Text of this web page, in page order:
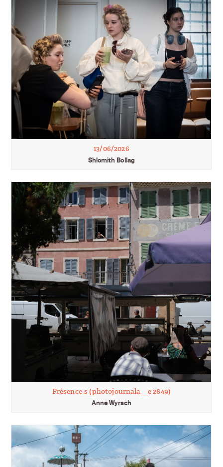
13/06/2026
Shlomith Bollag
Présence-s (photojournala__e 2649)
Anne Wyrsch